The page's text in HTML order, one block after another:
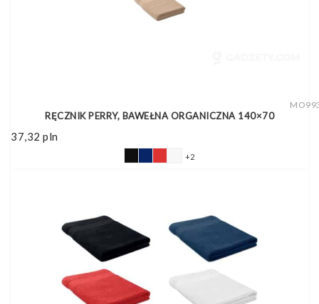
RĘCZNIK PERRY, BAWEŁNA ORGANICZNA 140×70
37,32 pln
+2